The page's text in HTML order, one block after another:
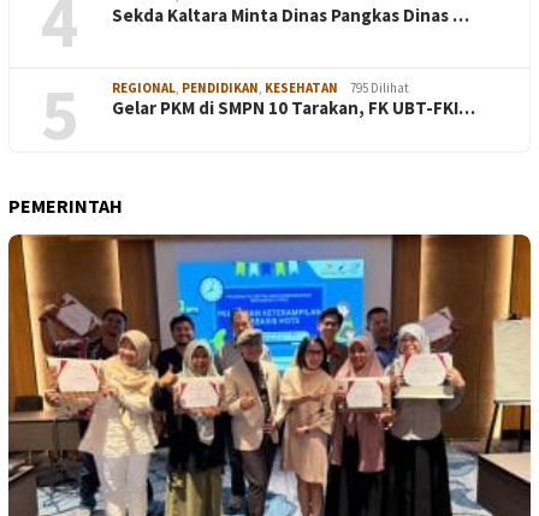
4 Sekda Kaltara Minta Dinas Pangkas Dinas …
5 REGIONAL, PENDIDIKAN, KESEHATAN 795 Dilihat
Gelar PKM di SMPN 10 Tarakan, FK UBT-FKI…
PEMERINTAH